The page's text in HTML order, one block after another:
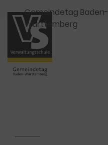
Navigation
Gemeindetag Baden-
Württemberg